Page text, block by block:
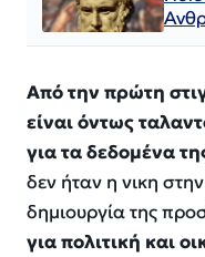
Από την πρώτη
είναι όντως
για τα δεδομένα
δεν ήταν η νικη
δημιουργία της
για πολιτική και